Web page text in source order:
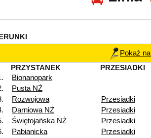
Pokaż
PRZYSTANEK
PRZESIADKI
Bionanopark
Pusta NŻ
Rozwojowa
Przesiadki
Darniowa NŻ
Przesiadki
Świętojańska NŻ
Przesiadki
Pabianicka
Przesiadki